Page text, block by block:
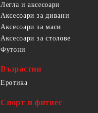
Легла и аксесоари
Аксесоари за дивани
Аксесоари за маси
Аксесоари за столове
Футони
Възрастни
Еротика
Спорт и фитнес